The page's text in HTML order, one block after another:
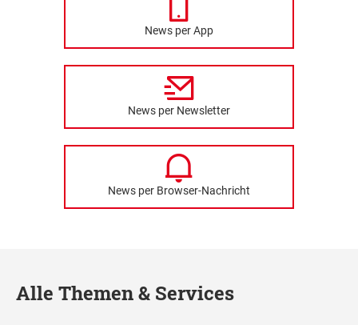
News per App
News per Newsletter
News per Browser-Nachricht
Alle Themen & Services